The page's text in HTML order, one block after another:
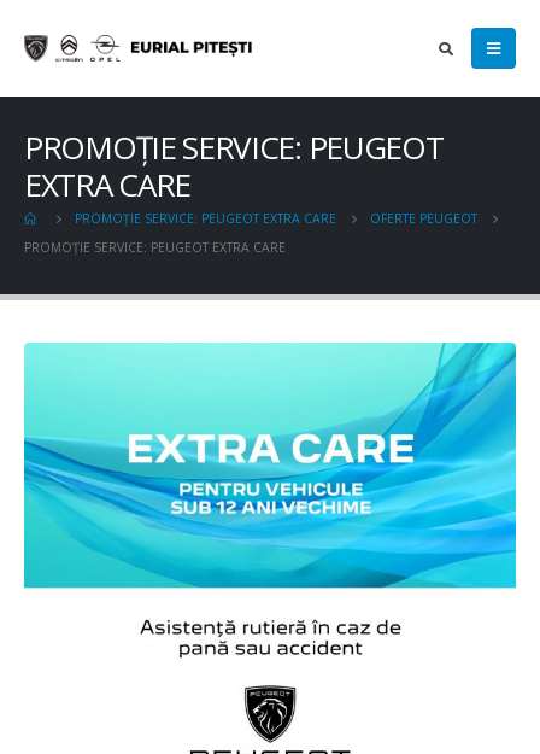
PROMOȚIE SERVICE: PEUGEOT
EXTRA CARE
PROMOȚIE SERVICE: PEUGEOT EXTRA CARE
OFERTE PEUGEOT
PROMOȚIE SERVICE: PEUGEOT EXTRA CARE